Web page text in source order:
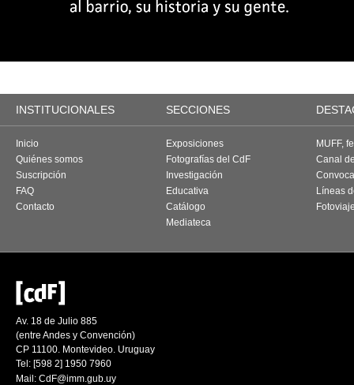
INSTITUCIONALES SECCIONES
Inicio
Quiénes somos
Suscripción
FAQ
Contacto
Exposiciones
Fotografías del CdF
Investigación
Educativa
Catálogo
Mediateca
MUFF,
Canal
Líneas
Av. 18 de Julio 885
(entre Andes y Convención)
CP 11100. Montevideo. Uruguay
Tel: [598 2] 1950 7960
Mail: CdF@imm.gub.uy